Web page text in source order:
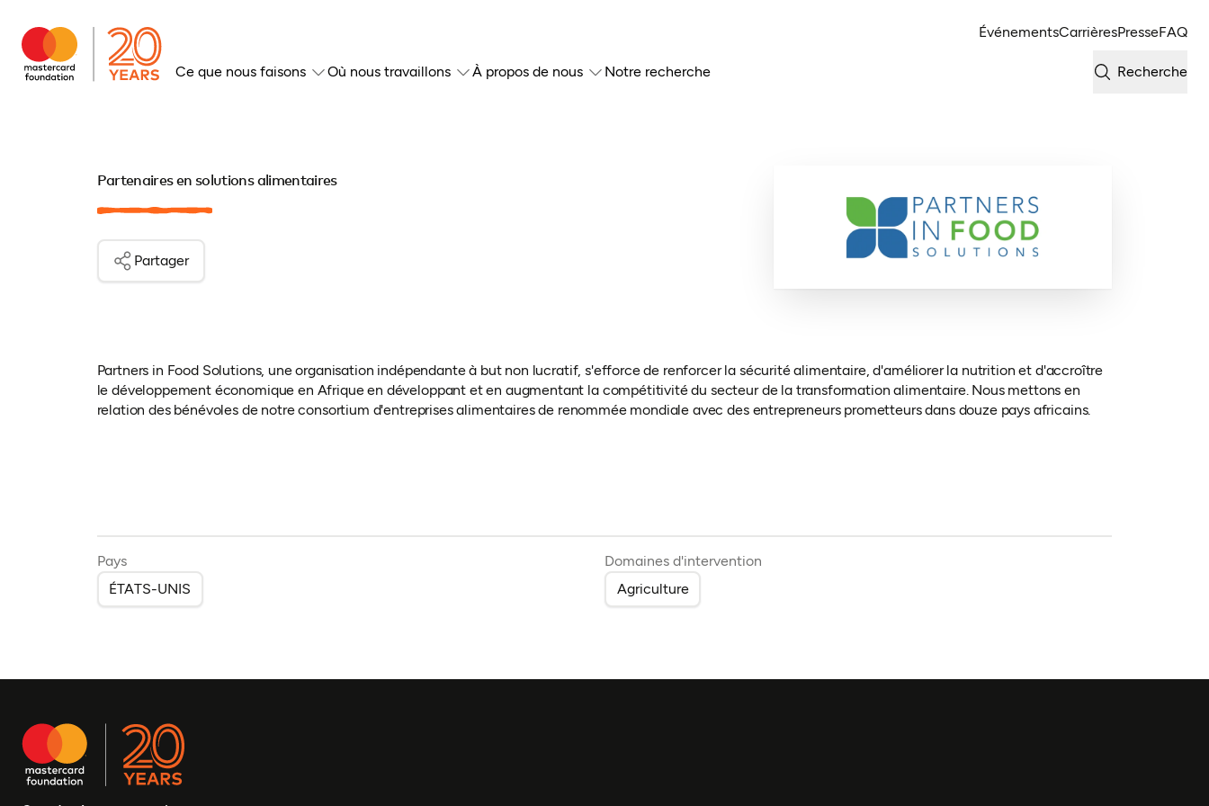
ÉvénementsCarrièresPresseFAQ
Ce que nous faisons Où nous travaillons À propos de nous Notre recherche Recherche
Partenaires en solutions alimentaires
Partager
Partners in Food Solutions, une organisation indépendante à but non lucratif, s'efforce de renforcer la sécurité alimentaire, d'améliorer la nutrition et d'accroître
le développement économique en Afrique en développant et en augmentant la compétitivité du secteur de la transformation alimentaire. Nous mettons en
relation des bénévoles de notre consortium d'entreprises alimentaires de renommée mondiale avec des entrepreneurs prometteurs dans douze pays africains.
Pays
ÉTATS-UNIS
Domaines d'intervention
Agriculture